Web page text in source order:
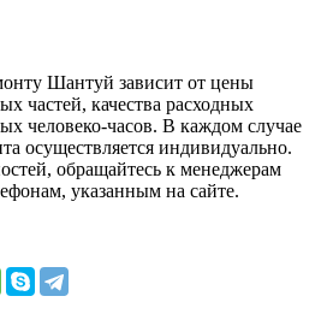
Шантуй зависит от цены
частей, качества расходных
человеко-часов. В каждом случае
осуществляется индивидуально.
обращайтесь к менеджерам
указанным на сайте.